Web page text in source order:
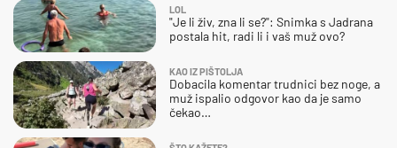
LOL
"Je li živ, zna li se?": Snimka s Jadrana
postala hit, radi li i vaš muž ovo?
KAO IZ PIŠTOLJA
Dobacila komentar trudnici bez noge, a
muž ispalio odgovor kao da je samo
čekao…